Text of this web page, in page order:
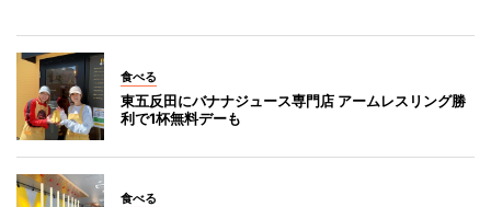
食べる
東五反田にバナナジュース専門店 アームレスリング勝
利で1杯無料デーも
食べる